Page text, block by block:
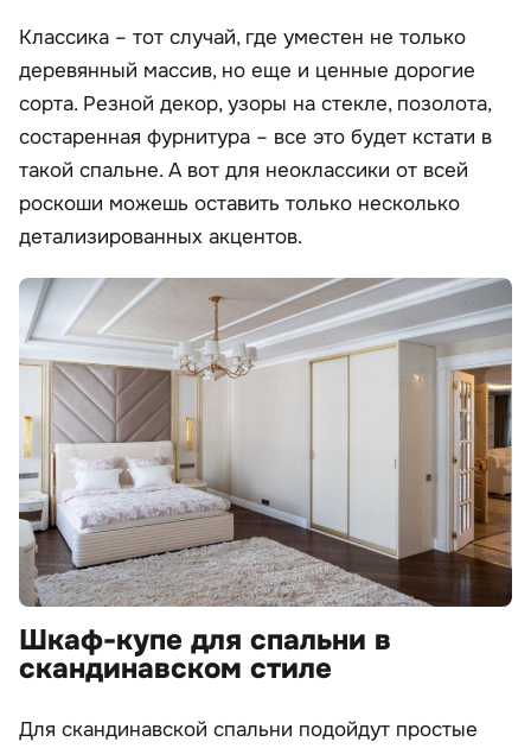
Классика – тот случай, где уместен не только
деревянный массив, но еще и ценные дорогие
сорта. Резной декор, узоры на стекле, позолота,
состаренная фурнитура – все это будет кстати в
такой спальне. А вот для неоклассики от всей
роскоши можешь оставить только несколько
детализированных акцентов.
Шкаф-купе для спальни в
скандинавском стиле
Для скандинавской спальни подойдут простые